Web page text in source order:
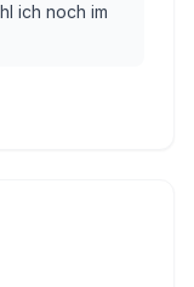
ich noch im